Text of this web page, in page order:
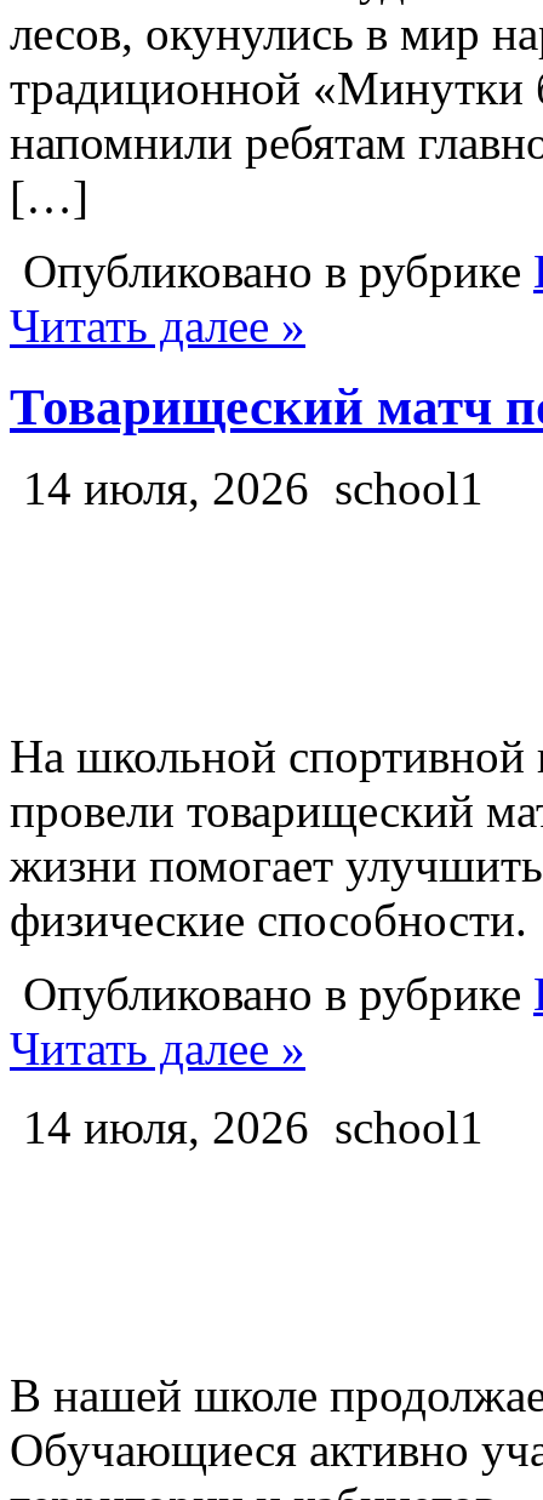
лесов, окунулись в мир
традиционной «Минутки
напомнили ребятам
[…]
Опубликовано в рубрике
Читать далее »
Товарищеский матч
14 июля, 2026 school1
На школьной
провели товарищеский
жизни помогает
физические способности.
Опубликовано в рубрике
Читать далее »
14 июля, 2026 school1
В нашей школе
Обучающиеся активно